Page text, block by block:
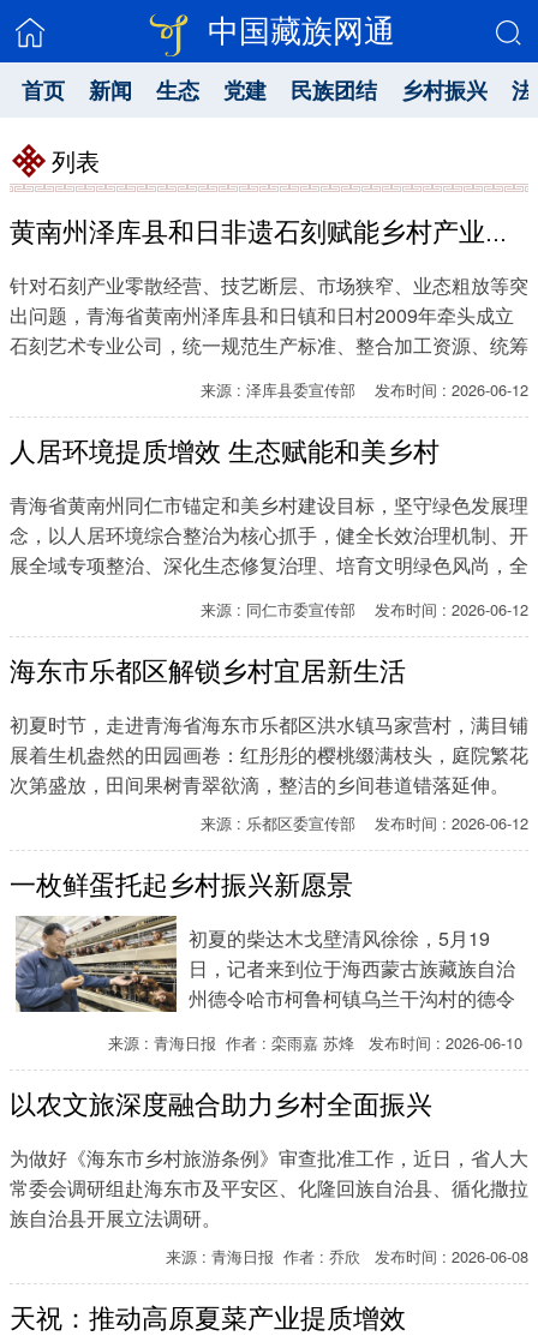
中国藏族网通
首页 新闻 生态 党建 民族团结 乡村振兴
列表
黄南州泽库县和日非遗石刻赋能乡村产业振兴
针对石刻产业零散经营、技艺断层、市场狭窄、业态粗放等突
出问题，青海省黄南州泽库县和日镇和日村2009年牵头成立
石刻艺术专业公司，统一规范生产标准、整合加工资源、统筹
来源 : 泽库县委宣传部 发布时间 : 2026-06-12
人居环境提质增效 生态赋能和美乡村
青海省黄南州同仁市锚定和美乡村建设目标，坚守绿色发展理
念，以人居环境综合整治为核心抓手，健全长效治理机制、开
展全域专项整治、深化生态修复治理、培育文明绿色风尚，全
干净整洁、生态宜居成为同仁乡村发展的鲜明标识。
来源 : 同仁市委宣传部 发布时间 : 2026-06-12
海东市乐都区解锁乡村宜居新生活
初夏时节，走进青海省海东市乐都区洪水镇马家营村，满目铺
展着生机盎然的田园画卷：红彤彤的樱桃缀满枝头，庭院繁花
次第盛放，田间果树青翠欲滴，整洁的乡间巷道错落延伸。
来源 : 乐都区委宣传部 发布时间 : 2026-06-12
一枚鲜蛋托起乡村振兴新愿景
初夏的柴达木戈壁清风徐徐，5月19
日，记者来到位于海西蒙古族藏族自治
州德令哈市柯鲁柯镇乌兰干沟村的德令
殖基地，一排排现代化养殖厂房整齐排
列，“咯咯咯……”鸡鸣声此起彼伏、响
彻耳畔。
来源 : 青海日报 作者 : 栾雨嘉 苏烽 发布时间 : 2026-06-10
以农文旅深度融合助力乡村全面振兴
为做好《海东市乡村旅游条例》审查批准工作，近日，省人大
常委会调研组赴海东市及平安区、化隆回族自治县、循化撒拉
族自治县开展立法调研。
来源 : 青海日报 作者 : 乔欣 发布时间 : 2026-06-08
天祝：推动高原夏菜产业提质增效